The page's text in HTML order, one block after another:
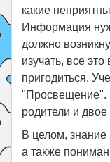
какие
Информация
должно
изучать, все
пригодиться.
"Просвещение".
родители и двое
В целом, знание
а также